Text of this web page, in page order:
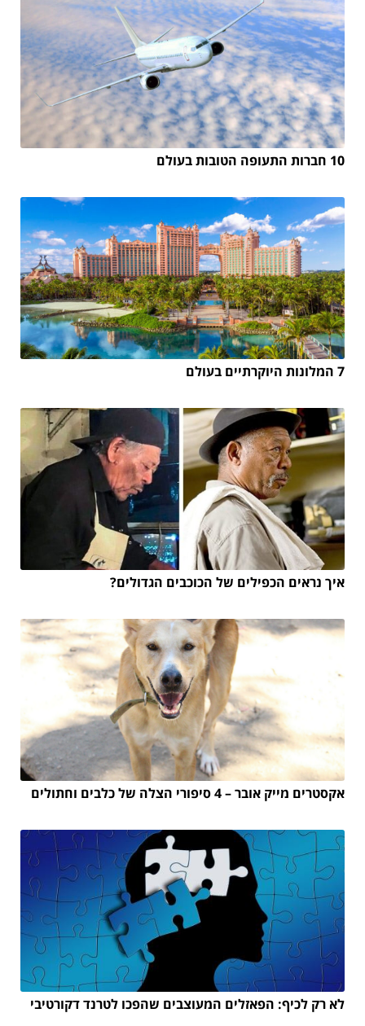
10 חברות התעופה הטובות בעולם
7 המלונות היוקרתיים בעולם
איך נראים הכפילים של הכוכבים הגדולים?
אקסטרים מייק אובר – 4 סיפורי הצלה של כלבים וחתולים
לא רק לכיף: הפאזלים המעוצבים שהפכו לטרנד דקורטיבי